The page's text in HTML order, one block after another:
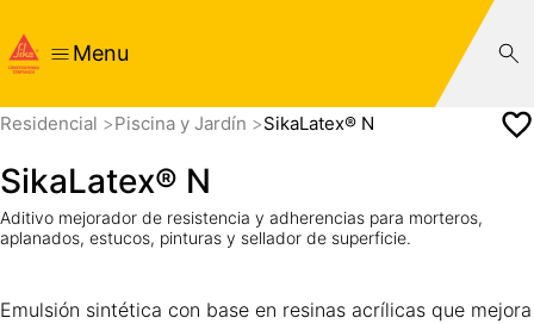
Menu
Residencial Piscina y Jardín SikaLatex® N
SikaLatex® N
Aditivo mejorador de resistencia y adherencias para morteros,
aplanados, estucos, pinturas y sellador de superficie.
Emulsión sintética con base en resinas acrílicas que mejora